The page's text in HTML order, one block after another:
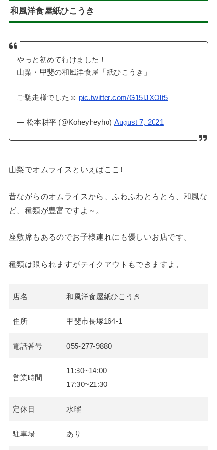
和風洋食屋紙ひこうき
やっと初めて行けました！
山梨・甲斐の和風洋食屋「紙ひこうき」
ご馳走様でした☺️ pic.twitter.com/G15lJXOlt5
— 松本耕平 (@Koheyheyho) August 7, 2021
山梨でオムライスといえばここ!
昔ながらのオムライスから、ふわふわとろとろ、和風な
ど、種類が豊富ですよ～。
座敷席もあるのでお子様連れにも優しいお店です。
種類は限られますがテイクアウトもできますよ。
店名 和風洋食屋紙ひこうき
住所 甲斐市長塚164-1
電話番号 055-277-9880
営業時間
11:30~14:00
17:30~21:30
定休日 水曜
駐車場 あり